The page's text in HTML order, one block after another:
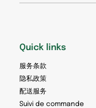
Quick links
服务条款
隐私政策
配送服务
Suivi de commande